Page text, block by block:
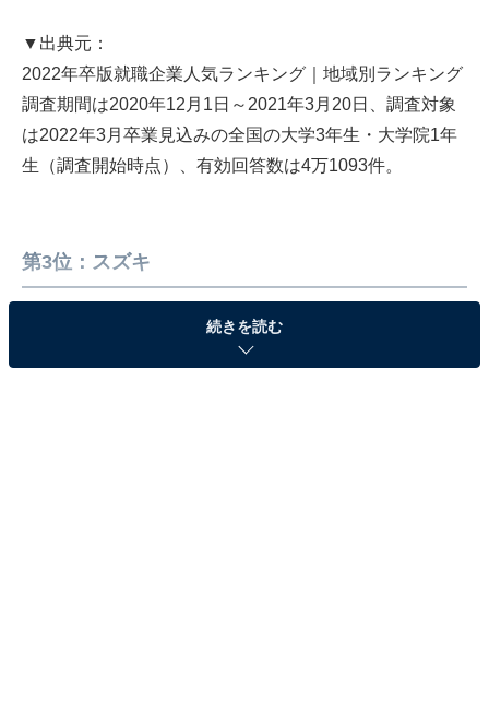
▼出典元：
2022年卒版就職企業人気ランキング｜地域別ランキング
調査期間は2020年12月1日～2021年3月20日、調査対象
は2022年3月卒業見込みの全国の大学3年生・大学院1年
生（調査開始時点）、有効回答数は4万1093件。
第3位：スズキ
3位のスズキは静岡間浜松市に本社があり、四輪車の販
売においては世界でもトップクラスの自動車メーカーで
続きを読む